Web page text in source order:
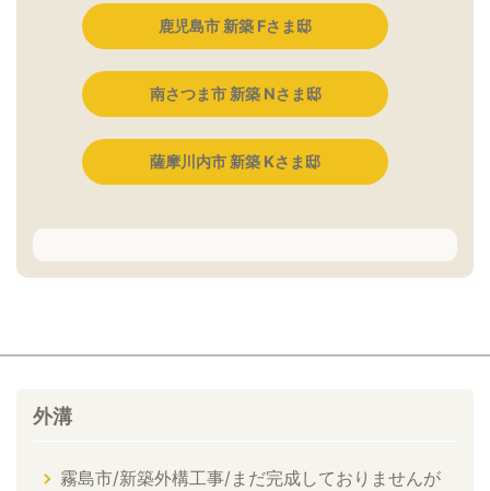
鹿児島市 新築 Fさま邸
南さつま市 新築 Nさま邸
薩摩川内市 新築 Kさま邸
外溝
霧島市/新築外構工事/まだ完成しておりませんが